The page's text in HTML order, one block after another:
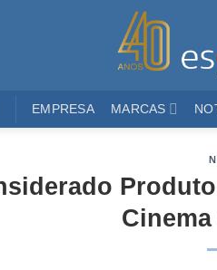
EMPRESA MARCAS